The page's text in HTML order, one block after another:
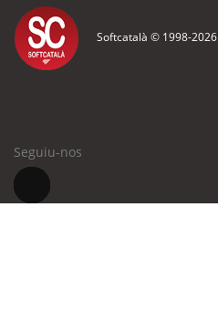
Softcatalà © 1998-2026
Seguiu-nos